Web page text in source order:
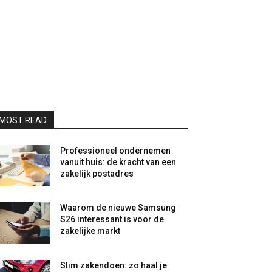
READ
Professioneel ondernemen
vanuit huis: de kracht van een
zakelijk postadres
Waarom de nieuwe Samsung
S26 interessant is voor de
zakelijke markt
Slim zakendoen: zo haal je